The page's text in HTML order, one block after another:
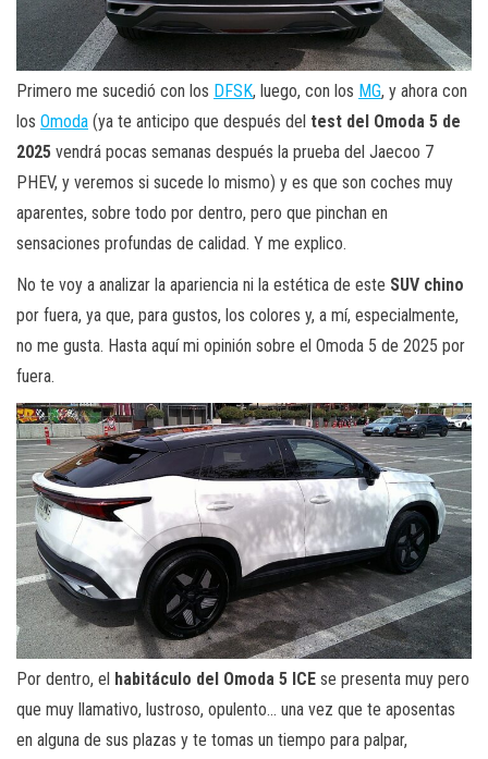
Primero me sucedió con los DFSK, luego, con los MG, y ahora con
los Omoda (ya te anticipo que después del test del Omoda 5 de
2025 vendrá pocas semanas después la prueba del Jaecoo 7
PHEV, y veremos si sucede lo mismo) y es que son coches muy
aparentes, sobre todo por dentro, pero que pinchan en
sensaciones profundas de calidad. Y me explico.
No te voy a analizar la apariencia ni la estética de este SUV chino
por fuera, ya que, para gustos, los colores y, a mí, especialmente,
no me gusta. Hasta aquí mi opinión sobre el Omoda 5 de 2025 por
fuera.
Por dentro, el habitáculo del Omoda 5 ICE se presenta muy pero
que muy llamativo, lustroso, opulento… una vez que te aposentas
en alguna de sus plazas y te tomas un tiempo para palpar,